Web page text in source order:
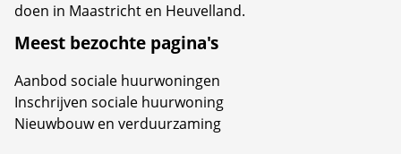
doen in Maastricht en Heuvelland.
Meest bezochte pagina's
Aanbod sociale huurwoningen
Inschrijven sociale huurwoning
Nieuwbouw en verduurzaming